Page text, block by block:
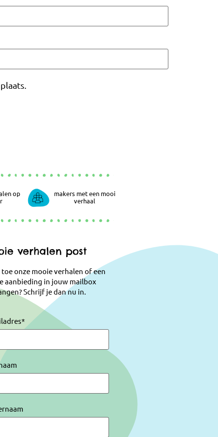
op
makers met een mooi
verhaal
verhalen post
onze mooie verhalen of een
aanbieding in jouw mailbox
Schrijf je dan nu in.
*